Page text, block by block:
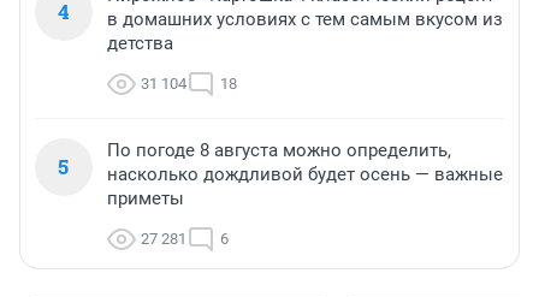
4
в домашних условиях с тем самым вкусом из
детства
31 104 18
5
По погоде 8 августа можно определить,
насколько дождливой будет осень — важные
приметы
27 281 6